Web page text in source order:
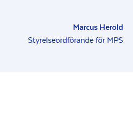
Marcus Herold
Styrelseordförande för MPS